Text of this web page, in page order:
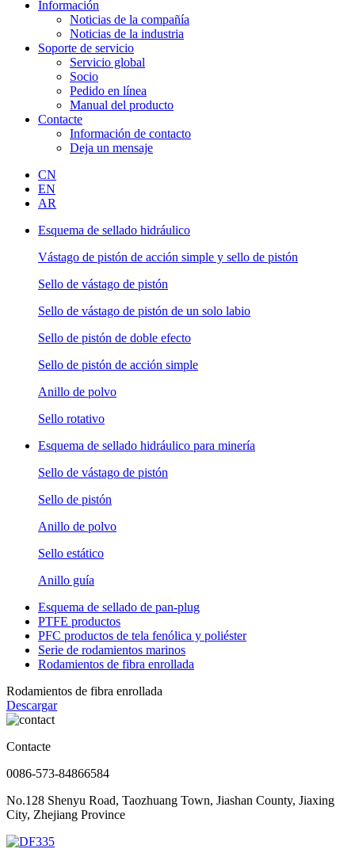
Información
Noticias de la compañía
Noticias de la industria
Soporte de servicio
Servicio global
Socio
Pedido en línea
Manual del producto
Contacte
Información de contacto
Deja un mensaje
CN
EN
AR
Esquema de sellado hidráulico
Vástago de pistón de acción simple y sello de pistón
Sello de vástago de pistón
Sello de vástago de pistón de un solo labio
Sello de pistón de doble efecto
Sello de pistón de acción simple
Anillo de polvo
Sello rotativo
Esquema de sellado hidráulico para minería
Sello de vástago de pistón
Sello de pistón
Anillo de polvo
Sello estático
Anillo guía
Esquema de sellado de pan-plug
PTFE productos
PFC productos de tela fenólica y poliéster
Serie de rodamientos marinos
Rodamientos de fibra enrollada
Rodamientos de fibra enrollada
Descargar
Contacte
0086-573-84866584
No.128 Shenyu Road, Taozhuang Town, Jiashan County, Jiaxing
City, Zhejiang Province